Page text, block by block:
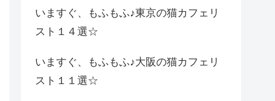
いますぐ、もふもふ♪東京の猫カフェリ
スト１４選☆
いますぐ、もふもふ♪大阪の猫カフェリ
スト１１選☆